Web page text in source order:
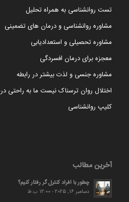
تست روانشناسی به همراه تحلیل
مشاوره روانشناسی و درمان های تضمینی
مشاوره تحصیلی و استعدادیابی
معجزه برای درمان افسردگی
مشاوره جنسی و لذت بیشتر در رابطه
اختلال روان ترسناک نیست ما به راحتی
کلیپ روانشناسی
آخرین مطالب
چطور با افراد کنترل گر رفتار کنیم؟
دسامبر 16, 2025 - 12:00 ب.ظ